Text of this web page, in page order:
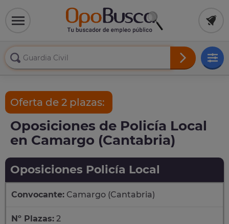
Oferta de 2 plazas:
Oposiciones de Policía Local
en Camargo (Cantabria)
Oposiciones Policía Local
Convocante: Camargo (Cantabria)
Nº Plazas: 2